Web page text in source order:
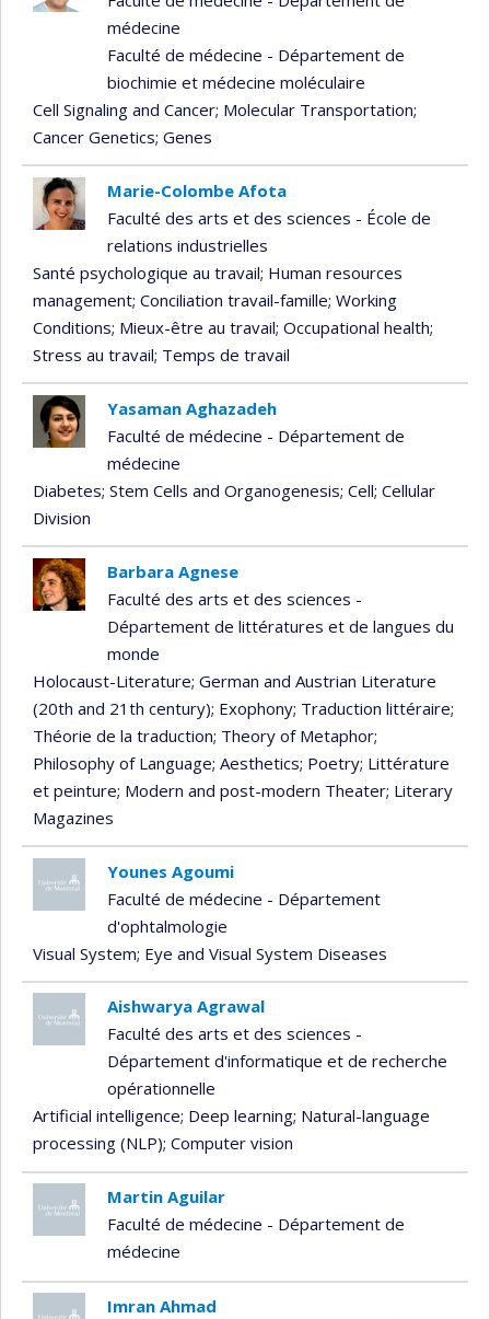
médecine
Faculté de médecine - Département de
biochimie et médecine moléculaire
Cell Signaling and Cancer; Molecular Transportation;
Cancer Genetics; Genes
Marie-Colombe Afota
Faculté des arts et des sciences - École de
relations industrielles
Santé psychologique au travail; Human resources
management; Conciliation travail-famille; Working
Conditions; Mieux-être au travail; Occupational health;
Stress au travail; Temps de travail
Yasaman Aghazadeh
Faculté de médecine - Département de
médecine
Diabetes; Stem Cells and Organogenesis; Cell; Cellular
Division
Barbara Agnese
Faculté des arts et des sciences -
Département de littératures et de langues du
monde
Holocaust-Literature; German and Austrian Literature
(20th and 21th century); Exophony; Traduction littéraire;
Théorie de la traduction; Theory of Metaphor;
Philosophy of Language; Aesthetics; Poetry; Littérature
et peinture; Modern and post-modern Theater; Literary
Magazines
Younes Agoumi
Faculté de médecine - Département
d'ophtalmologie
Visual System; Eye and Visual System Diseases
Aishwarya Agrawal
Faculté des arts et des sciences -
Département d'informatique et de recherche
opérationnelle
Artificial intelligence; Deep learning; Natural-language
processing (NLP); Computer vision
Martin Aguilar
Faculté de médecine - Département de
médecine
Imran Ahmad